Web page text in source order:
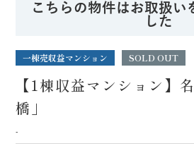
こちらの物件はお取扱い
した
一棟売収益マンション SOLD OUT
【1棟収益マンション】
橋」
-